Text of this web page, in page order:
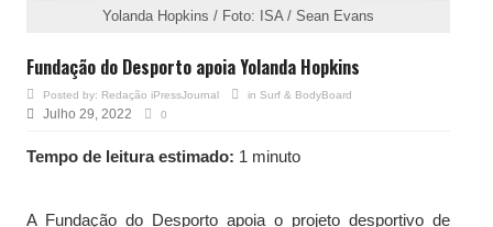
Yolanda Hopkins / Foto: ISA / Sean Evans
Fundação do Desporto apoia Yolanda Hopkins
Posted by: Redação iPressJournal in Surf & BodyBoard
Julho 29, 2022 0
Tempo de leitura estimado: 1 minuto
A Fundação do Desporto apoia o projeto desportivo de